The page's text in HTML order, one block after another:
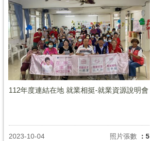
112年度連結在地 就業相挺-就業資源說明會
2023-10-04 照片張數 ：5